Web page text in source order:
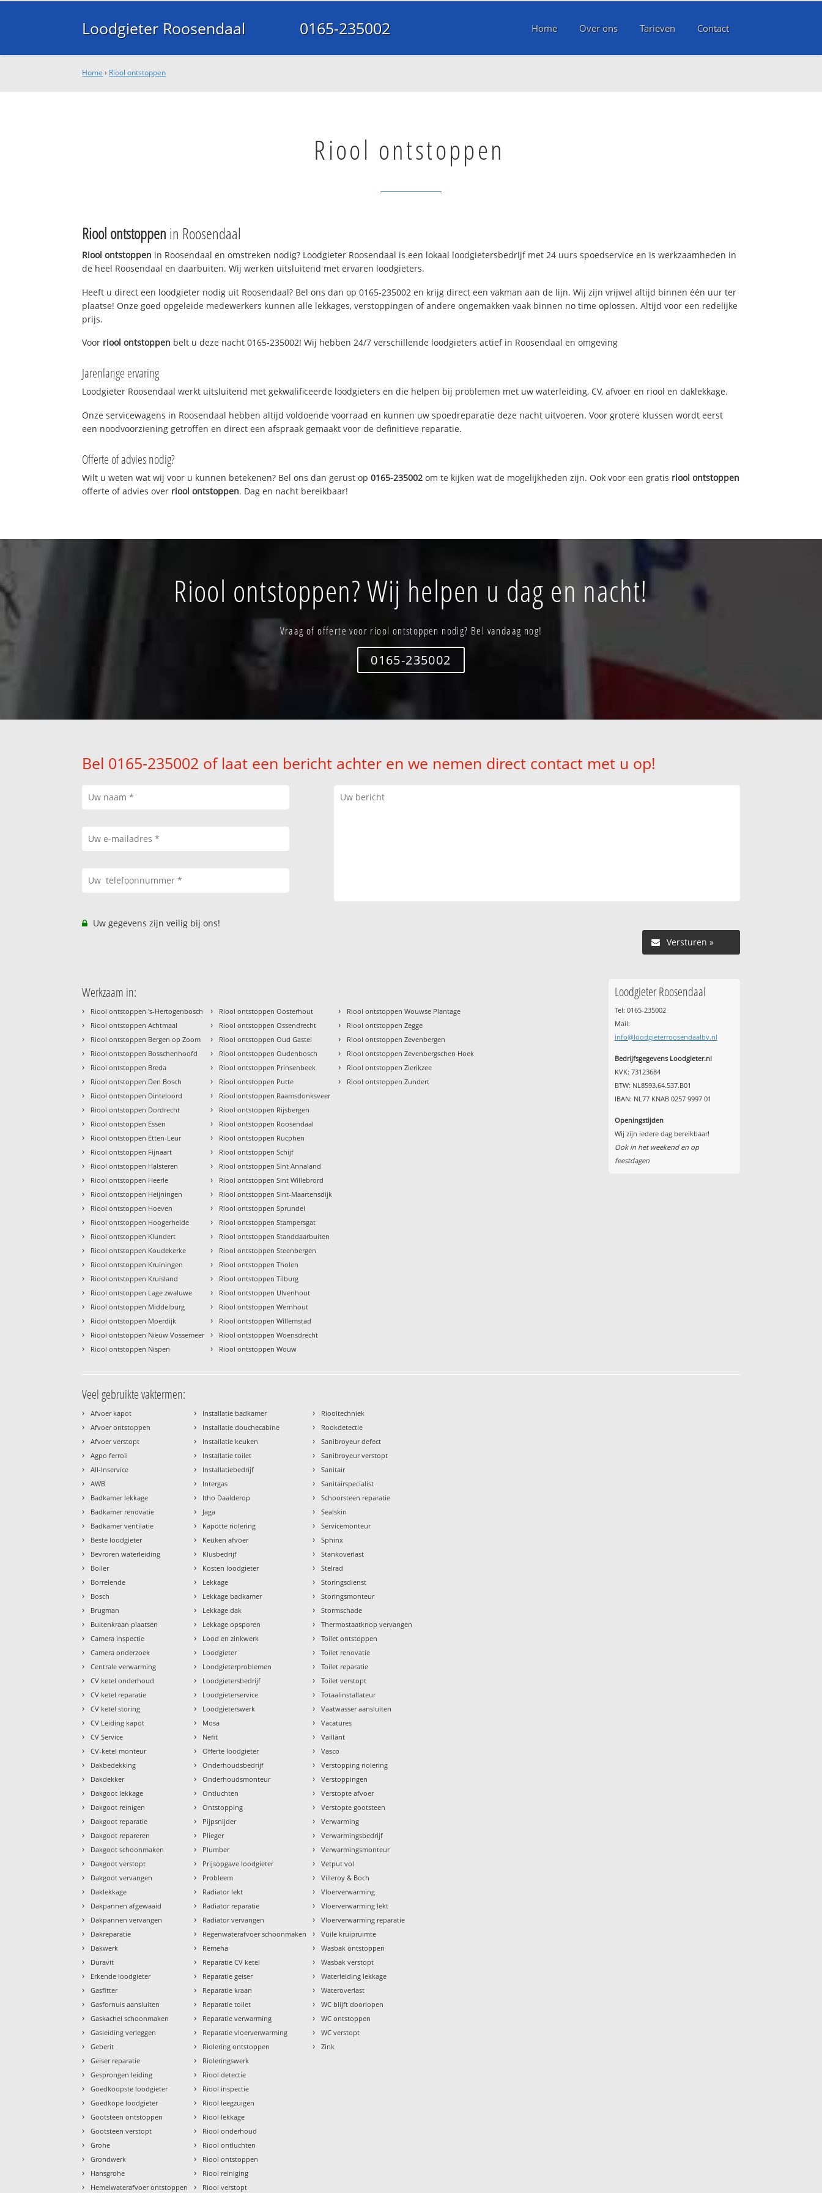
Loodgieter Roosendaal 0165-235002 Home Over ons Tarieven Contact
Home › Riool ontstoppen
Riool ontstoppen
Riool ontstoppen in Roosendaal
Riool ontstoppen in Roosendaal en omstreken nodig? Loodgieter Roosendaal is een lokaal loodgietersbedrijf met 24 uurs spoedservice en is werkzaamheden in
de heel Roosendaal en daarbuiten. Wij werken uitsluitend met ervaren loodgieters.
Heeft u direct een loodgieter nodig uit Roosendaal? Bel ons dan op 0165-235002 en krijg direct een vakman aan de lijn. Wij zijn vrijwel altijd binnen één uur ter
plaatse! Onze goed opgeleide medewerkers kunnen alle lekkages, verstoppingen of andere ongemakken vaak binnen no time oplossen. Altijd voor een redelijke
prijs.
Voor riool ontstoppen belt u deze nacht 0165-235002! Wij hebben 24/7 verschillende loodgieters actief in Roosendaal en omgeving
Jarenlange ervaring
Loodgieter Roosendaal werkt uitsluitend met gekwalificeerde loodgieters en die helpen bij problemen met uw waterleiding, CV, afvoer en riool en daklekkage.
Onze servicewagens in Roosendaal hebben altijd voldoende voorraad en kunnen uw spoedreparatie deze nacht uitvoeren. Voor grotere klussen wordt eerst
een noodvoorziening getroffen en direct een afspraak gemaakt voor de definitieve reparatie.
Offerte of advies nodig?
Wilt u weten wat wij voor u kunnen betekenen? Bel ons dan gerust op0165-235002 om te kijken wat de mogelijkheden zijn. Ook voor een gratis riool ontstoppen
offerte of advies over riool ontstoppen. Dag en nacht bereikbaar!
Riool ontstoppen? Wij helpen u dag en nacht!
Vraag of offerte voor riool ontstoppen nodig? Bel vandaag nog!
0165-235002
Bel 0165-235002 of laat een bericht achter en we nemen direct contact met u op!
Uw gegevens zijn veilig bij ons!
Versturen »
Werkzaam in:
› Riool ontstoppen 's-Hertogenbosch
› Riool ontstoppen Achtmaal
› Riool ontstoppen Bergen op Zoom
› Riool ontstoppen Bosschenhoofd
› Riool ontstoppen Breda
› Riool ontstoppen Den Bosch
› Riool ontstoppen Dinteloord
› Riool ontstoppen Dordrecht
› Riool ontstoppen Essen
› Riool ontstoppen Etten-Leur
› Riool ontstoppen Fijnaart
› Riool ontstoppen Halsteren
› Riool ontstoppen Heerle
› Riool ontstoppen Heijningen
› Riool ontstoppen Hoeven
› Riool ontstoppen Hoogerheide
› Riool ontstoppen Klundert
› Riool ontstoppen Koudekerke
› Riool ontstoppen Kruiningen
› Riool ontstoppen Kruisland
› Riool ontstoppen Lage zwaluwe
› Riool ontstoppen Middelburg
› Riool ontstoppen Moerdijk
› Riool ontstoppen Nieuw Vossemeer
› Riool ontstoppen Nispen
› Riool ontstoppen Oosterhout
› Riool ontstoppen Ossendrecht
› Riool ontstoppen Oud Gastel
› Riool ontstoppen Oudenbosch
› Riool ontstoppen Prinsenbeek
› Riool ontstoppen Putte
› Riool ontstoppen Raamsdonksveer
› Riool ontstoppen Rijsbergen
› Riool ontstoppen Roosendaal
› Riool ontstoppen Rucphen
› Riool ontstoppen Schijf
› Riool ontstoppen Sint Annaland
› Riool ontstoppen Sint Willebrord
› Riool ontstoppen Sint-Maartensdijk
› Riool ontstoppen Sprundel
› Riool ontstoppen Stampersgat
› Riool ontstoppen Standdaarbuiten
› Riool ontstoppen Steenbergen
› Riool ontstoppen Tholen
› Riool ontstoppen Tilburg
› Riool ontstoppen Ulvenhout
› Riool ontstoppen Wernhout
› Riool ontstoppen Willemstad
› Riool ontstoppen Woensdrecht
› Riool ontstoppen Wouw
› Riool ontstoppen Wouwse Plantage
› Riool ontstoppen Zegge
› Riool ontstoppen Zevenbergen
› Riool ontstoppen Zevenbergschen Hoek
› Riool ontstoppen Zierikzee
› Riool ontstoppen Zundert
Loodgieter Roosendaal
Tel: 0165-235002
Mail:
info@loodgieterroosendaalbv.nl
Bedrijfsgegevens Loodgieter.nl
KVK: 73123684
BTW: NL8593.64.537.B01
IBAN: NL77 KNAB 0257 9997 01
Openingstijden
Wij zijn iedere dag bereikbaar!
Ook in het weekend en op
feestdagen
Veel gebruikte vaktermen:
› Afvoer kapot
› Afvoer ontstoppen
› Afvoer verstopt
› Agpo ferroli
› All-Inservice
› AWB
› Badkamer lekkage
› Badkamer renovatie
› Badkamer ventilatie
› Beste loodgieter
› Bevroren waterleiding
› Boiler
› Borrelende
› Bosch
› Brugman
› Buitenkraan plaatsen
› Camera inspectie
› Camera onderzoek
› Centrale verwarming
› CV ketel onderhoud
› CV ketel reparatie
› CV ketel storing
› CV Leiding kapot
› CV Service
› CV-ketel monteur
› Dakbedekking
› Dakdekker
› Dakgoot lekkage
› Dakgoot reinigen
› Dakgoot reparatie
› Dakgoot repareren
› Dakgoot schoonmaken
› Dakgoot verstopt
› Dakgoot vervangen
› Daklekkage
› Dakpannen afgewaaid
› Dakpannen vervangen
› Dakreparatie
› Dakwerk
› Duravit
› Erkende loodgieter
› Gasfitter
› Gasfornuis aansluiten
› Gaskachel schoonmaken
› Gasleiding verleggen
› Geberit
› Geiser reparatie
› Gesprongen leiding
› Goedkoopste loodgieter
› Goedkope loodgieter
› Gootsteen ontstoppen
› Gootsteen verstopt
› Grohe
› Grondwerk
› Hansgrohe
› Hemelwaterafvoer ontstoppen
› Installatie badkamer
› Installatie douchecabine
› Installatie keuken
› Installatie toilet
› Installatiebedrijf
› Intergas
› Itho Daalderop
› Jaga
› Kapotte riolering
› Keuken afvoer
› Klusbedrijf
› Kosten loodgieter
› Lekkage
› Lekkage badkamer
› Lekkage dak
› Lekkage opsporen
› Lood en zinkwerk
› Loodgieter
› Loodgieterproblemen
› Loodgietersbedrijf
› Loodgieterservice
› Loodgieterswerk
› Mosa
› Nefit
› Offerte loodgieter
› Onderhoudsbedrijf
› Onderhoudsmonteur
› Ontluchten
› Ontstopping
› Pijpsnijder
› Plieger
› Plumber
› Prijsopgave loodgieter
› Probleem
› Radiator lekt
› Radiator reparatie
› Radiator vervangen
› Regenwaterafvoer schoonmaken
› Remeha
› Reparatie CV ketel
› Reparatie geiser
› Reparatie kraan
› Reparatie toilet
› Reparatie verwarming
› Reparatie vloerverwarming
› Riolering ontstoppen
› Rioleringswerk
› Riool detectie
› Riool inspectie
› Riool leegzuigen
› Riool lekkage
› Riool onderhoud
› Riool ontluchten
› Riool ontstoppen
› Riool reiniging
› Riool verstopt
› Riooltechniek
› Rookdetectie
› Sanibroyeur defect
› Sanibroyeur verstopt
› Sanitair
› Sanitairspecialist
› Schoorsteen reparatie
› Sealskin
› Servicemonteur
› Sphinx
› Stankoverlast
› Stelrad
› Storingsdienst
› Storingsmonteur
› Stormschade
› Thermostaatknop vervangen
› Toilet ontstoppen
› Toilet renovatie
› Toilet reparatie
› Toilet verstopt
› Totaalinstallateur
› Vaatwasser aansluiten
› Vacatures
› Vaillant
› Vasco
› Verstopping riolering
› Verstoppingen
› Verstopte afvoer
› Verstopte gootsteen
› Verwarming
› Verwarmingsbedrijf
› Verwarmingsmonteur
› Vetput vol
› Villeroy & Boch
› Vloerverwarming
› Vloerverwarming lekt
› Vloerverwarming reparatie
› Vuile kruipruimte
› Wasbak ontstoppen
› Wasbak verstopt
› Waterleiding lekkage
› Wateroverlast
› WC blijft doorlopen
› WC ontstoppen
› WC verstopt
› Zink